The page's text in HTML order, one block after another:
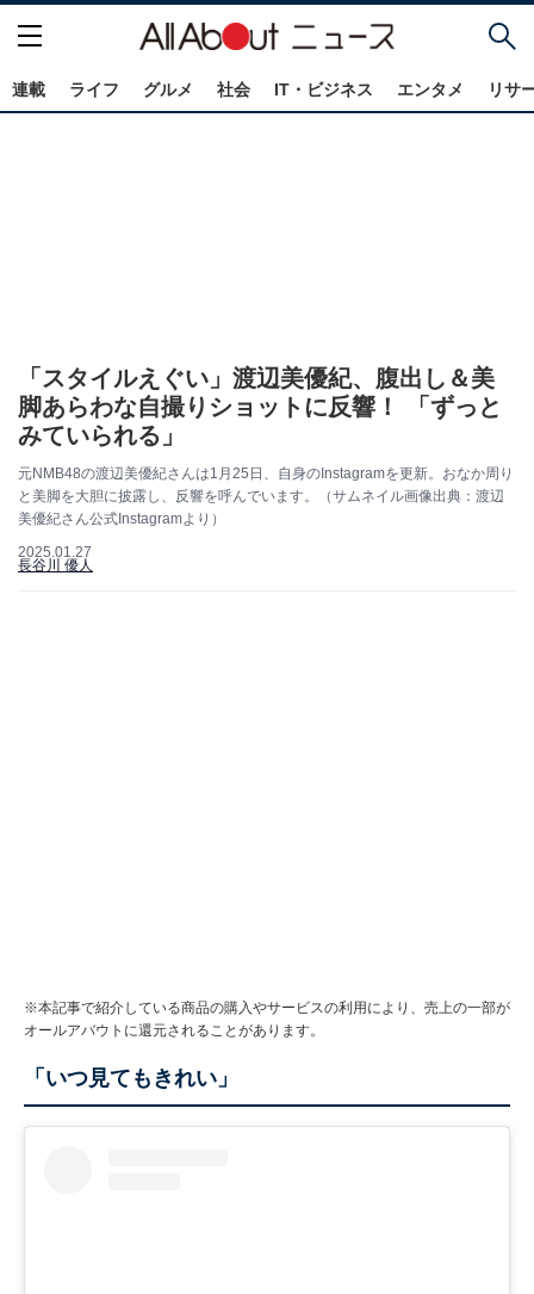
連載 ライフ グルメ 社会 IT・ビジネス エンタメ リサ
「スタイルえぐい」渡辺美優紀、腹出し＆美
脚あらわな自撮りショットに反響！ 「ずっと
みていられる」
元NMB48の渡辺美優紀さんは1月25日、自身のInstagramを更新。おなか周り
と美脚を大胆に披露し、反響を呼んでいます。（サムネイル画像出典：渡辺
美優紀さん公式Instagramより）
2025.01.27
長谷川 優人
※本記事で紹介している商品の購入やサービスの利用により、売上の一部が
オールアバウトに還元されることがあります。
「いつ見てもきれい」